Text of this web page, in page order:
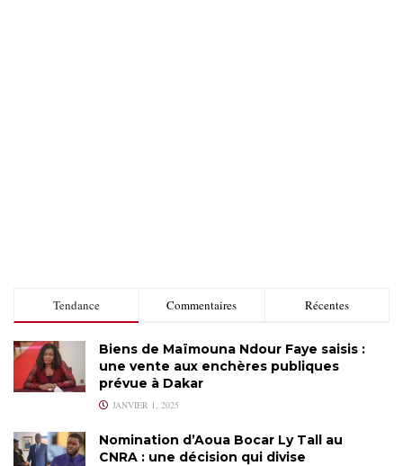
Tendance Commentaires Récentes
Biens de Maïmouna Ndour Faye saisis :
une vente aux enchères publiques
prévue à Dakar
JANVIER 1, 2025
Nomination d’Aoua Bocar Ly Tall au
CNRA : une décision qui divise